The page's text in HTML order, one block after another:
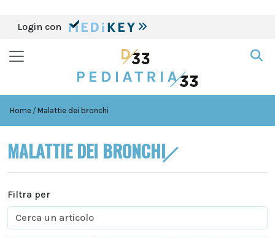
Login con
Home Malattie dei bronchi
MALATTIE DEI BRONCHI
Filtra per